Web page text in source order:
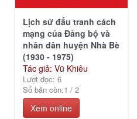
Lịch sử đấu tranh cách
mạng của Đảng bộ và
nhân dân huyện Nhà Bè
(1930 - 1975)
Tác giả: Vũ Khiêu
Lượt đọc: 6
Số bản còn:1 /2
Xem online